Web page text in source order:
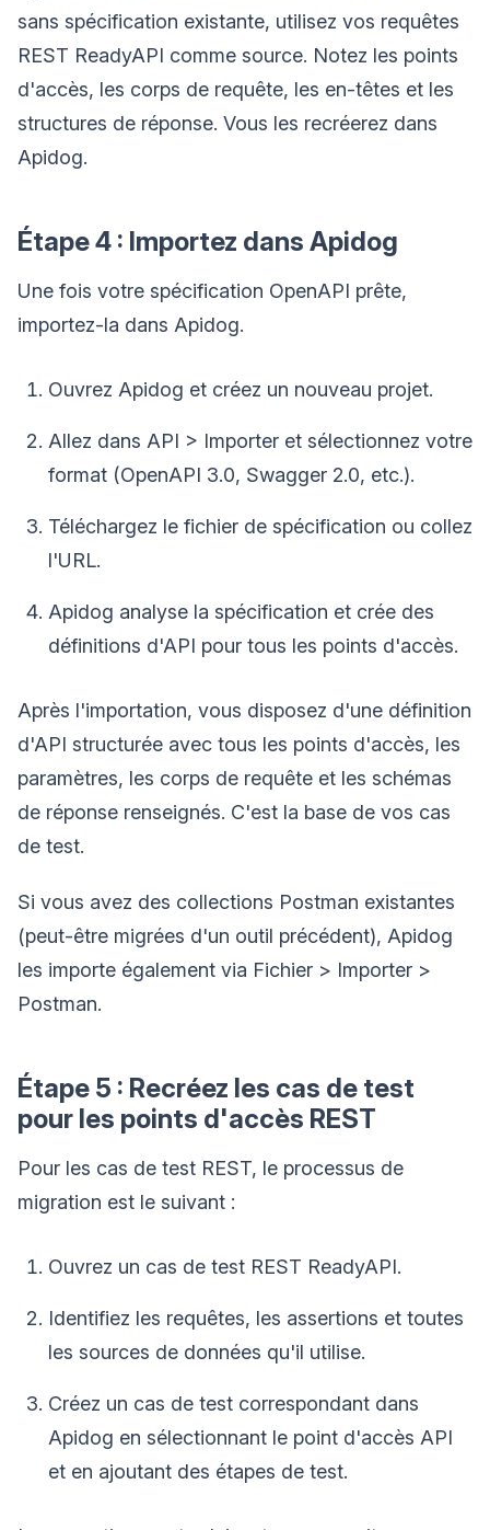
sans spécification existante, utilisez vos requêtes
REST ReadyAPI comme source. Notez les points
d'accès, les corps de requête, les en-têtes et les
structures de réponse. Vous les recréerez dans
Apidog.
Étape 4 : Importez dans Apidog
Une fois votre spécification OpenAPI prête,
importez-la dans Apidog.
Ouvrez Apidog et créez un nouveau projet.
Allez dans API > Importer et sélectionnez votre
format (OpenAPI 3.0, Swagger 2.0, etc.).
Téléchargez le fichier de spécification ou collez
l'URL.
Apidog analyse la spécification et crée des
définitions d'API pour tous les points d'accès.
Après l'importation, vous disposez d'une définition
d'API structurée avec tous les points d'accès, les
paramètres, les corps de requête et les schémas
de réponse renseignés. C'est la base de vos cas
de test.
Si vous avez des collections Postman existantes
(peut-être migrées d'un outil précédent), Apidog
les importe également via Fichier > Importer >
Postman.
Étape 5 : Recréez les cas de test
pour les points d'accès REST
Pour les cas de test REST, le processus de
migration est le suivant :
Ouvrez un cas de test REST ReadyAPI.
Identifiez les requêtes, les assertions et toutes
les sources de données qu'il utilise.
Créez un cas de test correspondant dans
Apidog en sélectionnant le point d'accès API
et en ajoutant des étapes de test.